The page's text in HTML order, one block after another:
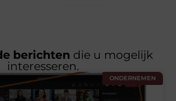
berichten die u mogelijk
interesseren.
ONDERNEMEN